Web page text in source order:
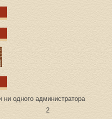
ни одного администратора
2